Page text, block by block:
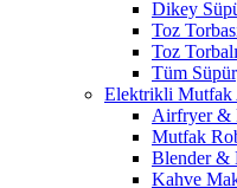
Dikey
Toz
Toz
Tüm
Elektrikli Mutfak
Airfryer &
Mutfak
Blender &
Kahve